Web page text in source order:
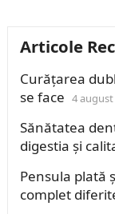
Articole
Curățarea
se face 4 august
Sănătatea
digestia și
Pensula plată
complet